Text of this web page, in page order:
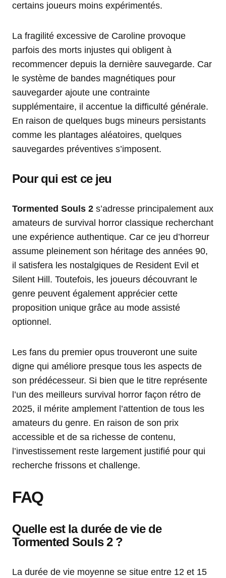
certains joueurs moins expérimentés.
La fragilité excessive de Caroline provoque
parfois des morts injustes qui obligent à
recommencer depuis la dernière sauvegarde. Car
le système de bandes magnétiques pour
sauvegarder ajoute une contrainte
supplémentaire, il accentue la difficulté générale.
En raison de quelques bugs mineurs persistants
comme les plantages aléatoires, quelques
sauvegardes préventives s’imposent.
Pour qui est ce jeu
Tormented Souls 2 s’adresse principalement aux
amateurs de survival horror classique recherchant
une expérience authentique. Car ce jeu d’horreur
assume pleinement son héritage des années 90,
il satisfera les nostalgiques de Resident Evil et
Silent Hill. Toutefois, les joueurs découvrant le
genre peuvent également apprécier cette
proposition unique grâce au mode assisté
optionnel.
Les fans du premier opus trouveront une suite
digne qui améliore presque tous les aspects de
son prédécesseur. Si bien que le titre représente
l’un des meilleurs survival horror façon rétro de
2025, il mérite amplement l’attention de tous les
amateurs du genre. En raison de son prix
accessible et de sa richesse de contenu,
l’investissement reste largement justifié pour qui
recherche frissons et challenge.
FAQ
Quelle est la durée de vie de
Tormented Souls 2 ?
La durée de vie moyenne se situe entre 12 et 15